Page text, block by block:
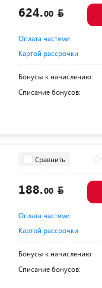
624.00
Оплата частями
Картой рассрочки
Бонусы к начислению:
Списание бонусов:
Сравнить
188.00
Оплата частями
Картой рассрочки
Бонусы к начислению:
Списание бонусов: